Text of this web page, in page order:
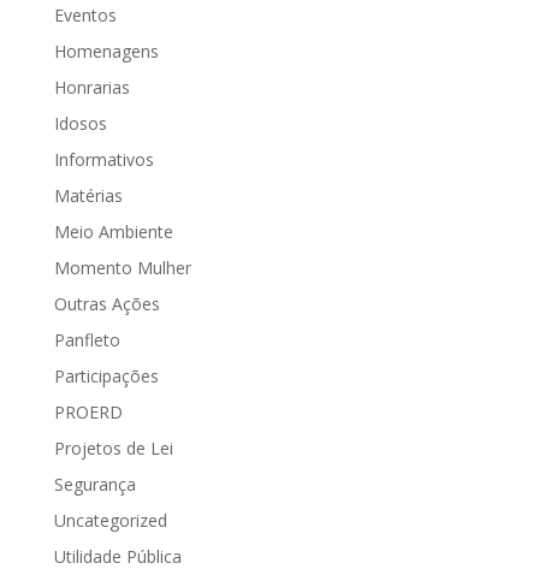
Eventos
Homenagens
Honrarias
Idosos
Informativos
Matérias
Meio Ambiente
Momento Mulher
Outras Ações
Panfleto
Participações
PROERD
Projetos de Lei
Segurança
Uncategorized
Utilidade Pública